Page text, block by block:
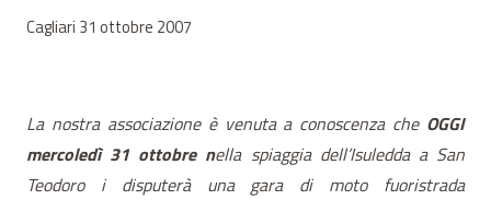
Cagliari 31 ottobre 2007
La nostra associazione è venuta a conoscenza che OGGI
mercoledì 31 ottobre nella spiaggia dell’Isuledda a San
Teodoro i disputerà una gara di moto fuoristrada